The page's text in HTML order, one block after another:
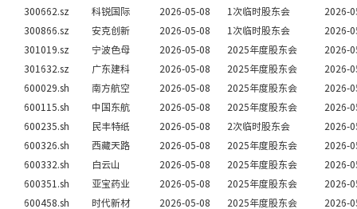
300662.sz
科锐国际 2026-05-08 1次临时股东会
2026-
300866.sz
安克创新 2026-05-08 1次临时股东会
2026-
301019.sz
宁波色母 2026-05-08 2025年度股东会
2026-
301632.sz
广东建科 2026-05-08 2025年度股东会
2026-
600029.sh
南方航空 2026-05-08 2025年度股东会
2026-
600115.sh
中国东航 2026-05-08 2025年度股东会
2026-
600235.sh
民丰特纸 2026-05-08 2次临时股东会
2026-
600326.sh
西藏天路 2026-05-08 2025年度股东会
2026-
600332.sh
白云山 2026-05-08 2025年度股东会
2026-
600351.sh
亚宝药业 2026-05-08 2025年度股东会
2026-
600458.sh
时代新材 2026-05-08 2025年度股东会
2026-